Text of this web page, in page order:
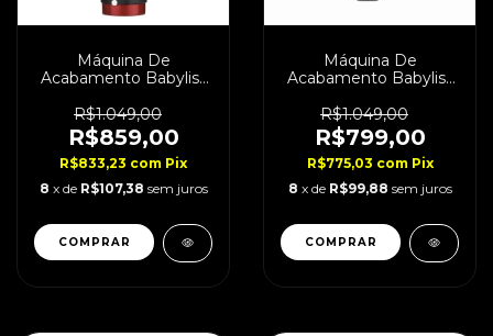
Máquina De
Acabamento Babyliss
It Bivolt
R$1.049,00
R$859,00
R$833,23 com Pix
8 x de R$107,38 sem juros
Máquina De
Acabamento Babyliss
R$1.049,00
R$799,00
R$775,03 com Pix
8 x de R$99,88 sem juros
COMPRAR